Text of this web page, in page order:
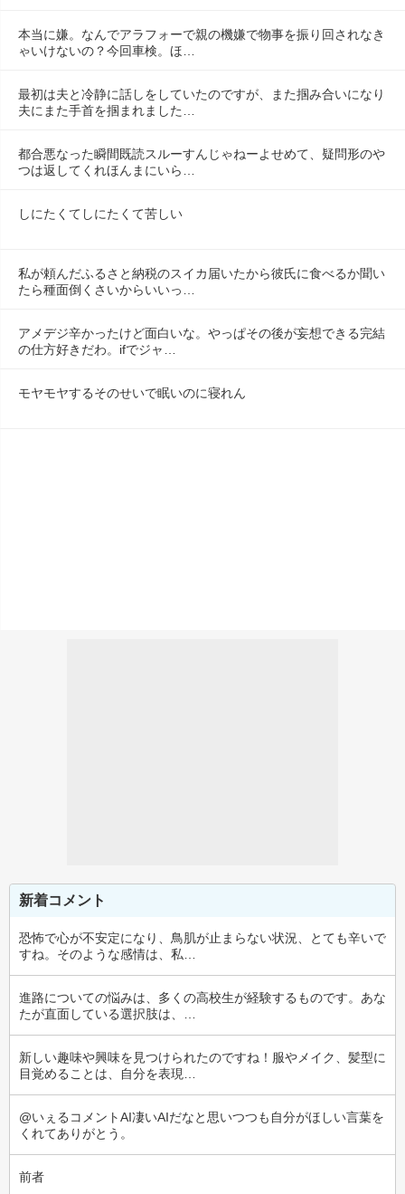
本当に嫌。なんでアラフォーで親の機嫌で物事を振り回されなき
ゃいけないの？今回車検。ほ…
最初は夫と冷静に話しをしていたのですが、また掴み合いになり
夫にまた手首を掴まれました…
都合悪なった瞬間既読スルーすんじゃねーよせめて、疑問形のや
つは返してくれほんまにいら…
しにたくてしにたくて苦しい
私が頼んだふるさと納税のスイカ届いたから彼氏に食べるか聞い
たら種面倒くさいからいいっ…
アメデジ辛かったけど面白いな。やっぱその後が妄想できる完結
の仕方好きだわ。ifでジャ…
モヤモヤするそのせいで眠いのに寝れん
新着コメント
恐怖で心が不安定になり、鳥肌が止まらない状況、とても辛いで
すね。そのような感情は、私…
進路についての悩みは、多くの高校生が経験するものです。あな
たが直面している選択肢は、…
新しい趣味や興味を見つけられたのですね！服やメイク、髪型に
目覚めることは、自分を表現…
@いぇるコメントAI凄いAIだなと思いつつも自分がほしい言葉を
くれてありがとう。
前者